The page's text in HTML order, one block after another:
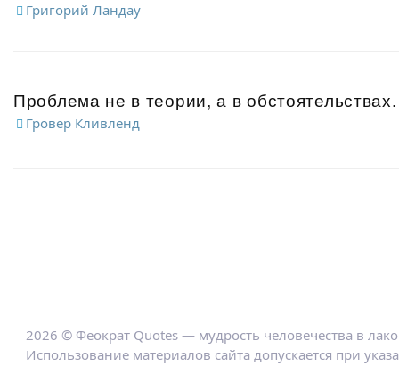
Григорий Ландау
Проблема не в теории, а в обстоятельствах.
Гровер Кливленд
2026 © Феократ Quotes — мудрость человечества в
Использование материалов сайта допускается при